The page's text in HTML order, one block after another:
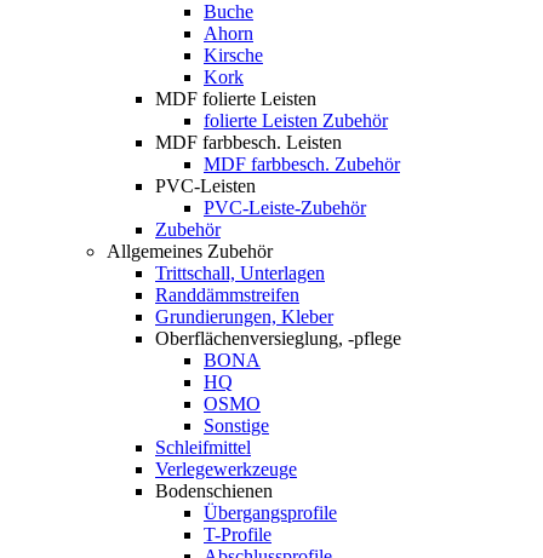
Buche
Ahorn
Kirsche
Kork
MDF folierte Leisten
folierte Leisten Zubehör
MDF farbbesch. Leisten
MDF farbbesch. Zubehör
PVC-Leisten
PVC-Leiste-Zubehör
Zubehör
Allgemeines Zubehör
Trittschall, Unterlagen
Randdämmstreifen
Grundierungen, Kleber
Oberflächenversieglung, -pflege
BONA
HQ
OSMO
Sonstige
Schleifmittel
Verlegewerkzeuge
Bodenschienen
Übergangsprofile
T-Profile